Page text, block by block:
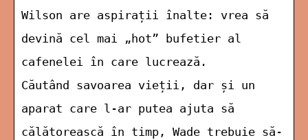
Wilson are aspirații înalte: vrea să
devină cel mai „hot” bufetier al
cafenelei în care lucrează.
Căutând savoarea vieții, dar și un
aparat care l-ar putea ajuta să
călătorească în timp, Wade trebuie să-